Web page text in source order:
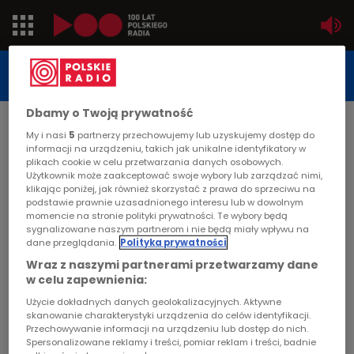
Jedynka
Dwójka
Trójka
Czwórka
PR24
Poland
Kierowcy
Dzieci
STUDIO REPORTAŻU
POLSKIEGO RADIA
2001-10-24
STRONA GŁÓWNA>ARTYKUŁ
Pani Zosia od ptaków
STUDIO REPORTAŻU I DOKUMENTU
Pani Zosia od ptaków
Dbamy o Twoją prywatność
My i nasi 5 partnerzy przechowujemy lub uzyskujemy dostęp do
informacji na urządzeniu, takich jak unikalne identyfikatory w
plikach cookie w celu przetwarzania danych osobowych.
Użytkownik może zaakceptować swoje wybory lub zarządzać nimi,
klikając poniżej, jak również skorzystać z prawa do sprzeciwu na
podstawie prawnie uzasadnionego interesu lub w dowolnym
momencie na stronie polityki prywatności. Te wybory będą
sygnalizowane naszym partnerom i nie będą miały wpływu na
dane przeglądania. Polityka prywatności
Wraz z naszymi partnerami przetwarzamy dane
w celu zapewnienia:
Użycie dokładnych danych geolokalizacyjnych. Aktywne
skanowanie charakterystyki urządzenia do celów identyfikacji.
Przechowywanie informacji na urządzeniu lub dostęp do nich.
Spersonalizowane reklamy i treści, pomiar reklam i treści, badnie